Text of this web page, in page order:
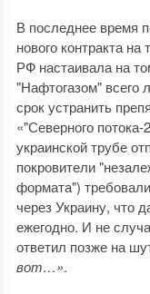
В последнее время
нового контракта на
РФ настаивала на
"Нафтогазом" всего
срок устранить
«"Северного
украинской трубе
покровители
формата")
через Украину, что
ежегодно. И не
ответил позже на
вот…».